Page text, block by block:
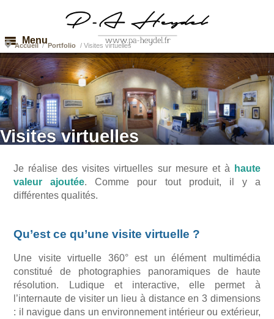
Menu
Accueil / Portfolio / Visites virtuelles
Visites virtuelles
Je réalise des visites virtuelles sur mesure et à
haute
valeur ajoutée. Comme pour tout produit, il y a
différentes qualités.
Qu’est ce qu’une visite virtuelle ?
Une visite virtuelle 360° est un élément multimédia
constitué de photographies panoramiques de haute
résolution. Ludique et interactive, elle permet à
l’internaute de visiter un lieu à distance en 3 dimensions
: il navigue dans un environnement intérieur ou extérieur,